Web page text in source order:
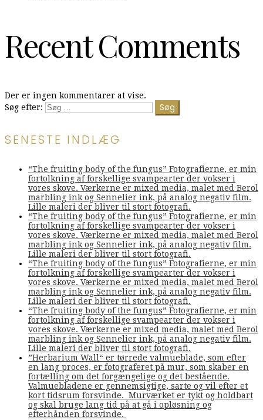
Recent Comments
Der er ingen kommentarer at vise.
Søg efter:
SENESTE INDLÆG
“The fruiting body of the fungus” Fotografierne, er min
fortolkning af forskellige svampearter der vokser i
vores skove. Værkerne er mixed media, malet med Berol
marbling ink og Sennelier ink, på analog negativ film.
Lille maleri der bliver til stort fotografi.
“The fruiting body of the fungus” Fotografierne, er min
fortolkning af forskellige svampearter der vokser i
vores skove. Værkerne er mixed media, malet med Berol
marbling ink og Sennelier ink, på analog negativ film.
Lille maleri der bliver til stort fotografi.
“The fruiting body of the fungus” Fotografierne, er min
fortolkning af forskellige svampearter der vokser i
vores skove. Værkerne er mixed media, malet med Berol
marbling ink og Sennelier ink, på analog negativ film.
Lille maleri der bliver til stort fotografi.
“The fruiting body of the fungus” Fotografierne, er min
fortolkning af forskellige svampearter der vokser i
vores skove. Værkerne er mixed media, malet med Berol
marbling ink og Sennelier ink, på analog negativ film.
Lille maleri der bliver til stort fotografi.
”Herbarium Wall“ er tørrede valmueblade, som efter
en lang proces, er fotograferet på mur, som skaber en
fortælling om det forgængelige og det bestående.
Valmuebladene er gennemsigtige, sarte og vil efter et
kort tidsrum forsvinde. Murværket er tykt og holdbart
og skal bruge lang tid på at gå i opløsning og
efterhånden forsvinde.